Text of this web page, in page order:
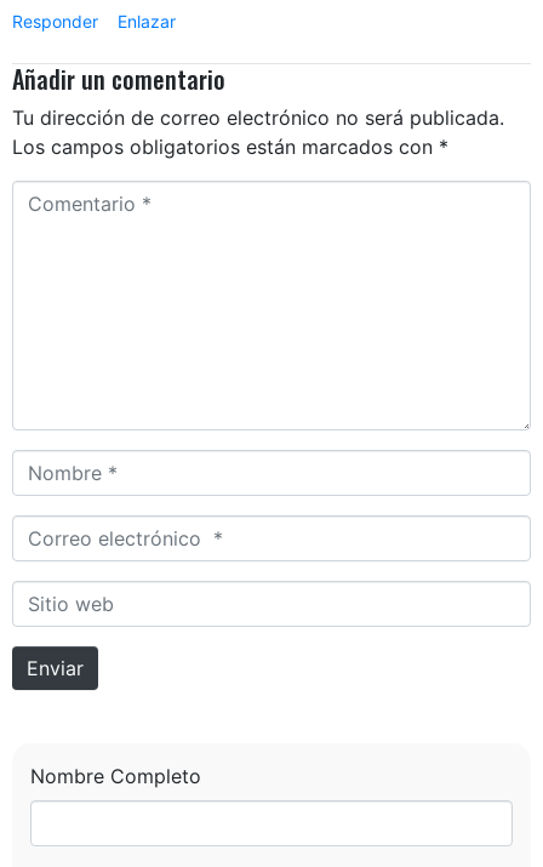
Responder Enlazar
Añadir un comentario
Tu dirección de correo electrónico no será publicada.
Los campos obligatorios están marcados con *
Comentario *
Nombre *
Correo electrónico *
Sitio web
Enviar
Nombre Completo